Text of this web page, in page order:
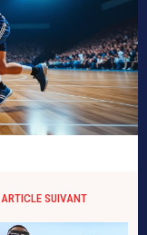
ARTICLE SUIVANT